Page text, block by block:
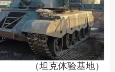
体验基地）